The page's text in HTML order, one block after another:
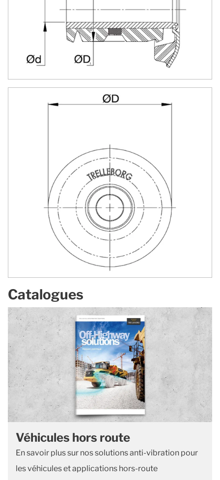
Catalogues
Véhicules hors route
En savoir plus sur nos solutions anti-vibration pour
les véhicules et applications hors-route